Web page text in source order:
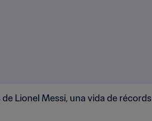
Lionel Messi, una vida de récords